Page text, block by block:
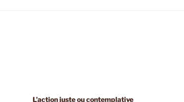
L’action juste ou contemplative